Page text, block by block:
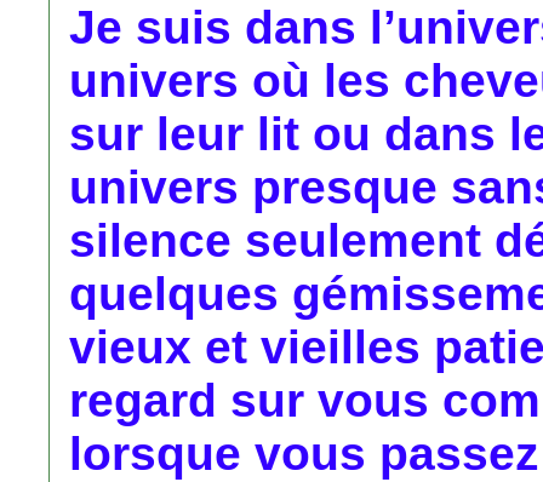
Je suis dans
univers où les
sur leur lit ou dans
univers presque
silence seulement
quelques
vieux et vieilles
regard sur vous
lorsque vous